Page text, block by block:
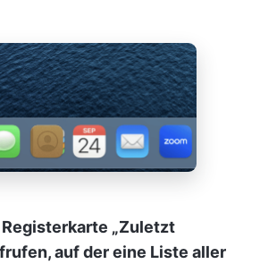
„Zuletzt
auf der eine Liste aller